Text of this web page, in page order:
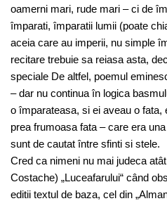
oamerni mari, rude mari – ci de
împarati, împaratii lumii (poate
aceia care au imperii, nu simple
recitare trebuie sa reiasa asta,
speciale De altfel, poemul
– dar nu continua în logica
o împarateasa, si ei aveau o fata,
prea frumoasa fata – care era
sunt de cautat între sfinti si stele.
Cred ca nimeni nu mai judeca
Costache) „Luceafarului“ când
editii textul de baza, cel din